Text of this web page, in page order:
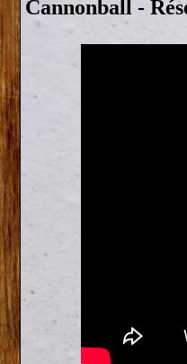
Cannonball -